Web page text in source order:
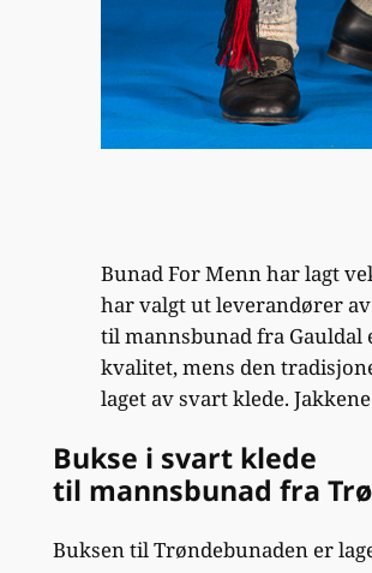
Bunad For Menn har lagt
har valgt ut leverandører
til mannsbunad fra Gauldal
kvalitet, mens den
laget av svart klede.
Bukse i svart klede
til mannsbunad fra
Buksen til Trøndebunaden er